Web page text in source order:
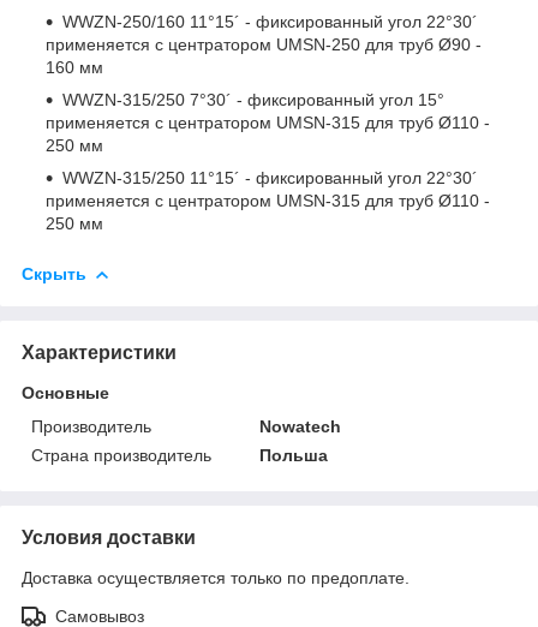
WWZN-250/160 11°15´ - фиксированный угол 22°30´
применяется с центратором UMSN-250 для труб Ø90 -
160 мм
WWZN-315/250 7°30´ - фиксированный угол 15°
применяется с центратором UMSN-315 для труб Ø110 -
250 мм
WWZN-315/250 11°15´ - фиксированный угол 22°30´
применяется с центратором UMSN-315 для труб Ø110 -
250 мм
Скрыть
Характеристики
Основные
Производитель
Nowatech
Страна производитель
Польша
Условия доставки
Доставка осуществляется только по предоплате.
Самовывоз